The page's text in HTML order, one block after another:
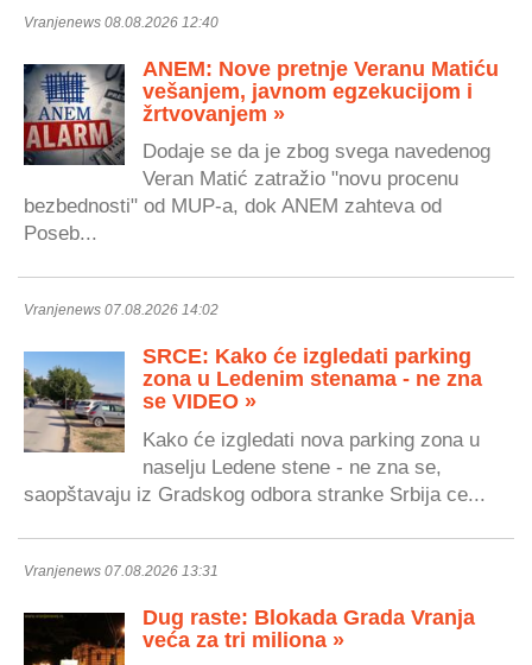
Vranjenews 08.08.2026 12:40
ANEM: Nove pretnje Veranu Matiću
vešanjem, javnom egzekucijom i
žrtvovanjem »
Dodaje se da je zbog svega navedenog
Veran Matić zatražio "novu procenu
bezbednosti" od MUP-a, dok ANEM zahteva od
Poseb...
Vranjenews 07.08.2026 14:02
SRCE: Kako će izgledati parking
zona u Ledenim stenama - ne zna
se VIDEO »
Kako će izgledati nova parking zona u
naselju Ledene stene - ne zna se,
saopštavaju iz Gradskog odbora stranke Srbija ce...
Vranjenews 07.08.2026 13:31
Dug raste: Blokada Grada Vranja
veća za tri miliona »